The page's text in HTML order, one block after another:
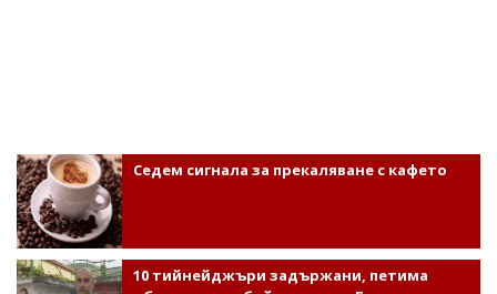
Седем сигнала за прекаляване с кафето
10 тийнейджъри задържани, петима